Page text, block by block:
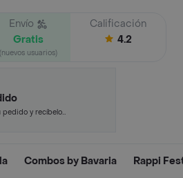
Envío
Gratis
(nuevos usuarios)
Calificación
4.2
pedido y recíbelo
Combos by Bavaria Rappi